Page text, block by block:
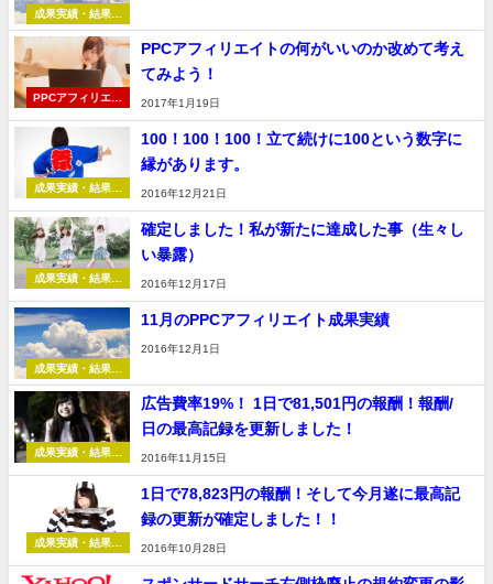
成果実績・結果報
告
PPCアフィリエイ
PPCアフィリエイトの何がいいのか改めて考え
てみよう！
2017年1月19日
成果実績・結果報
100！100！100！立て続けに100という数字に
縁があります。
2016年12月21日
成果実績・結果報
確定しました！私が新たに達成した事（生々し
い暴露）
2016年12月17日
成果実績・結果報
告
11月のPPCアフィリエイト成果実績
2016年12月1日
成果実績・結果報
広告費率19%！ 1日で81,501円の報酬！報酬/
日の最高記録を更新しました！
2016年11月15日
成果実績・結果報
1日で78,823円の報酬！そして今月遂に最高記
録の更新が確定しました！！
2016年10月28日